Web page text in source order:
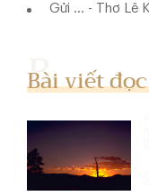
Gửi ... - Thơ Lê
Bài viết